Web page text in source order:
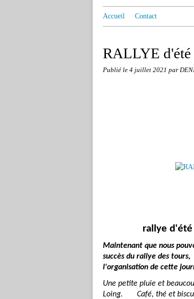
Accueil Contact
RALLYE
Publié le 4 juillet 2021 par
rallye d'été
Maintenant que nous
succès du rallye des
l'organisation de cette
Une petite pluie et
Loing. Café, thé et